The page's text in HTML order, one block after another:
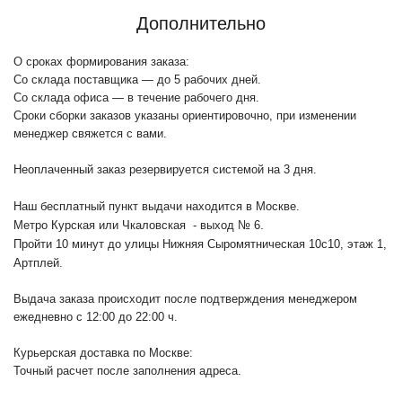
Дополнительно
О сроках формирования заказа:
Со склада поставщика — до 5 рабочих дней.
Со склада офиса — в течение рабочего дня.
Сроки сборки заказов указаны ориентировочно, при изменении
менеджер свяжется с вами.
Неоплаченный заказ резервируется системой на 3 дня.
Наш бесплатный пункт выдачи находится в Москве.
Метро Курская или Чкаловская - выход № 6.
Пройти 10 минут до улицы Нижняя Сыромятническая 10с10, этаж 1,
Артплей.
Выдача заказа происходит после подтверждения менеджером
ежедневно с 12:00 до 22:00 ч.
Курьерская доставка по Москве:
Точный расчет после заполнения адреса.